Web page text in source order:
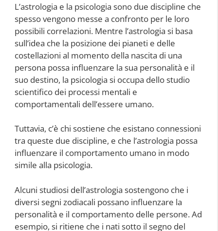
L’astrologia e la psicologia sono due discipline che
spesso vengono messe a confronto per le loro
possibili correlazioni. Mentre l’astrologia si basa
sull’idea che la posizione dei pianeti e delle
costellazioni al momento della nascita di una
persona possa influenzare la sua personalità e il
suo destino, la psicologia si occupa dello studio
scientifico dei processi mentali e
comportamentali dell’essere umano.
Tuttavia, c’è chi sostiene che esistano connessioni
tra queste due discipline, e che l’astrologia possa
influenzare il comportamento umano in modo
simile alla psicologia.
Alcuni studiosi dell’astrologia sostengono che i
diversi segni zodiacali possano influenzare la
personalità e il comportamento delle persone. Ad
esempio, si ritiene che i nati sotto il segno del